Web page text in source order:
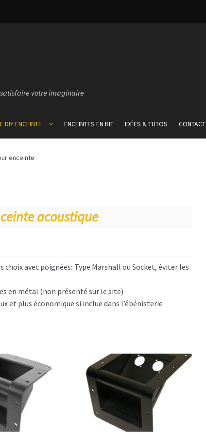
votre imaginaire
DIY ENCEINTE ENCEINTES EN KIT IDÉES & TUTOS CONTACT
enceinte
acoustique
choix avec poignées: Type Marshall ou Socket, éviter les
en métal (non présenté sur le site)
et plus économique si inclue dans l’ébénisterie